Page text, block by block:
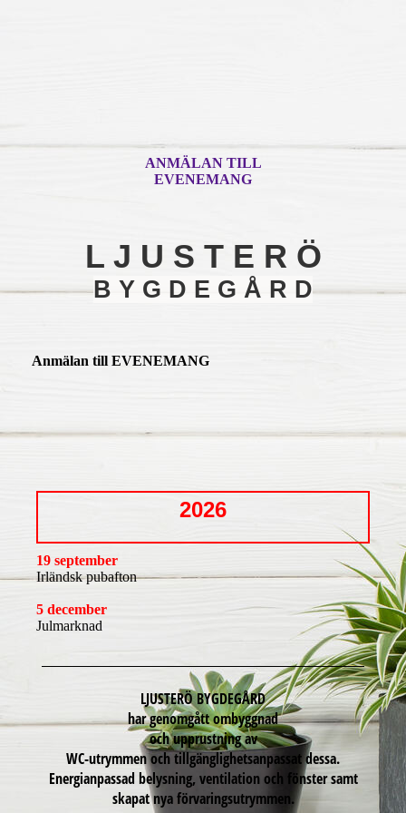
ANMÄLAN TILL
EVENEMANG
L J U S T E R Ö
B Y G D E G Å R D
Anmälan till EVENEMANG
2026
19 september
Irländsk pubafton
5 december
Julmarknad
LJUSTERÖ BYGDEGÅRD
har genomgått ombyggnad
och upprustning av
WC-utrymmen och tillgänglighetsanpassat dessa.
Energianpassad belysning, ventilation och fönster samt
skapat nya förvaringsutrymmen.